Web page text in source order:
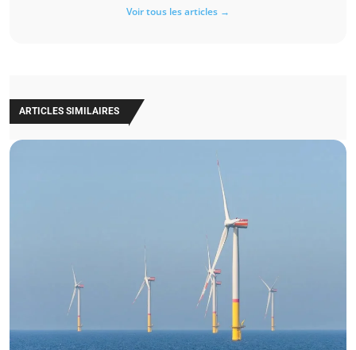
Voir tous les articles →
ARTICLES SIMILAIRES